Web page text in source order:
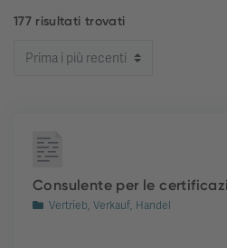
177 risultati trovati
Consulente per le
Vertrieb, Verkauf, Handel